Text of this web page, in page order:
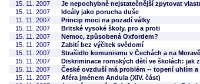
15. 11. 2007
Je nepochybně nejstatečnější zpytovat
15. 11. 2007
Ideály jako porucha duše
11. 11. 2007
Princip moci na pozadí války
15. 11. 2007
Britské vysoké školy, pro a proti
15. 11. 2007
Nemoc, způsobená Oxfordem?
15. 11. 2007
Zabití bez výčitek svědomí
15. 11. 2007
Strašidlo komunismu v Čechách a na Moravě
15. 11. 2007
Diskriminace romských dětí ve školách:
15. 11. 2007
České ovzduší má problém -- topení uhlím
15. 11. 2007
Aféra jménem Andula (XIV. část)